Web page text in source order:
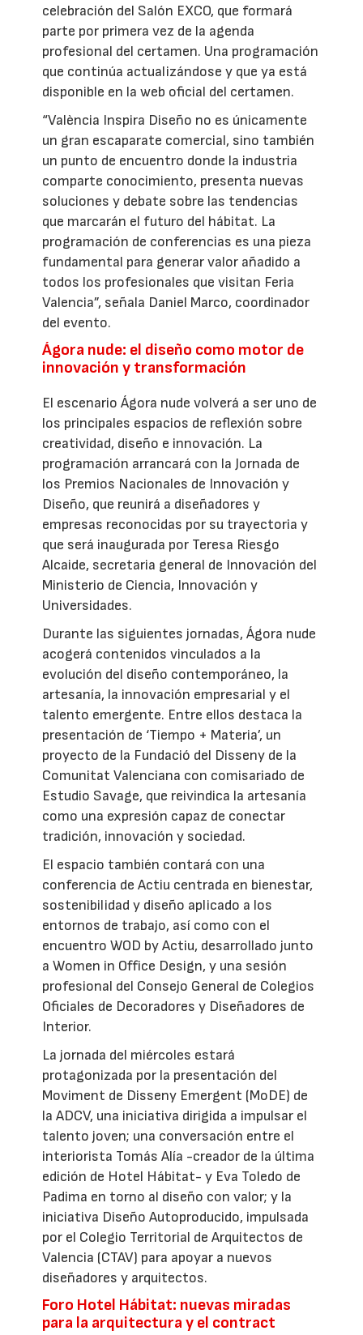
celebración del Salón EXCO, que formará
parte por primera vez de la agenda
profesional del certamen. Una programación
que continúa actualizándose y que ya está
disponible en la web oficial del certamen.
“València Inspira Diseño no es únicamente
un gran escaparate comercial, sino también
un punto de encuentro donde la industria
comparte conocimiento, presenta nuevas
soluciones y debate sobre las tendencias
que marcarán el futuro del hábitat. La
programación de conferencias es una pieza
fundamental para generar valor añadido a
todos los profesionales que visitan Feria
Valencia”, señala Daniel Marco, coordinador
del evento.
Ágora nude: el diseño como motor de
innovación y transformación
El escenario Ágora nude volverá a ser uno de
los principales espacios de reflexión sobre
creatividad, diseño e innovación. La
programación arrancará con la Jornada de
los Premios Nacionales de Innovación y
Diseño, que reunirá a diseñadores y
empresas reconocidas por su trayectoria y
que será inaugurada por Teresa Riesgo
Alcaide, secretaria general de Innovación del
Ministerio de Ciencia, Innovación y
Universidades.
Durante las siguientes jornadas, Ágora nude
acogerá contenidos vinculados a la
evolución del diseño contemporáneo, la
artesanía, la innovación empresarial y el
talento emergente. Entre ellos destaca la
presentación de ‘Tiempo + Materia’, un
proyecto de la Fundació del Disseny de la
Comunitat Valenciana con comisariado de
Estudio Savage, que reivindica la artesanía
como una expresión capaz de conectar
tradición, innovación y sociedad.
El espacio también contará con una
conferencia de Actiu centrada en bienestar,
sostenibilidad y diseño aplicado a los
entornos de trabajo, así como con el
encuentro WOD by Actiu, desarrollado junto
a Women in Office Design, y una sesión
profesional del Consejo General de Colegios
Oficiales de Decoradores y Diseñadores de
Interior.
La jornada del miércoles estará
protagonizada por la presentación del
Moviment de Disseny Emergent (MoDE) de
la ADCV, una iniciativa dirigida a impulsar el
talento joven; una conversación entre el
interiorista Tomás Alía -creador de la última
edición de Hotel Hábitat- y Eva Toledo de
Padima en torno al diseño con valor; y la
iniciativa Diseño Autoproducido, impulsada
por el Colegio Territorial de Arquitectos de
Valencia (CTAV) para apoyar a nuevos
diseñadores y arquitectos.
Foro Hotel Hábitat: nuevas miradas
para la arquitectura y el contract